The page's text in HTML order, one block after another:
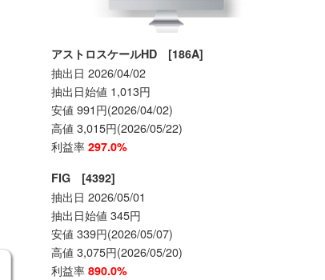
アストロスケールHD [186A]
抽出日 2026/04/02
抽出日始値 1,013円
安値 991円(2026/04/02)
高値 3,015円(2026/05/22)
利益率 297.0%
FIG [4392]
抽出日 2026/05/01
抽出日始値 345円
安値 339円(2026/05/07)
高値 3,075円(2026/05/20)
利益率 890.0%